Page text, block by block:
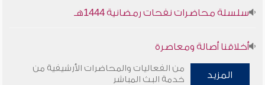
سلسلة محاضرات نفحات رمضانية 1444هـ
أخلاقنا أصالة ومعاصرة
وأمنهم من خوف 9
المزيد
من الفعاليات والمحاضرات الأرشيفية من
خدمة البث المباشر